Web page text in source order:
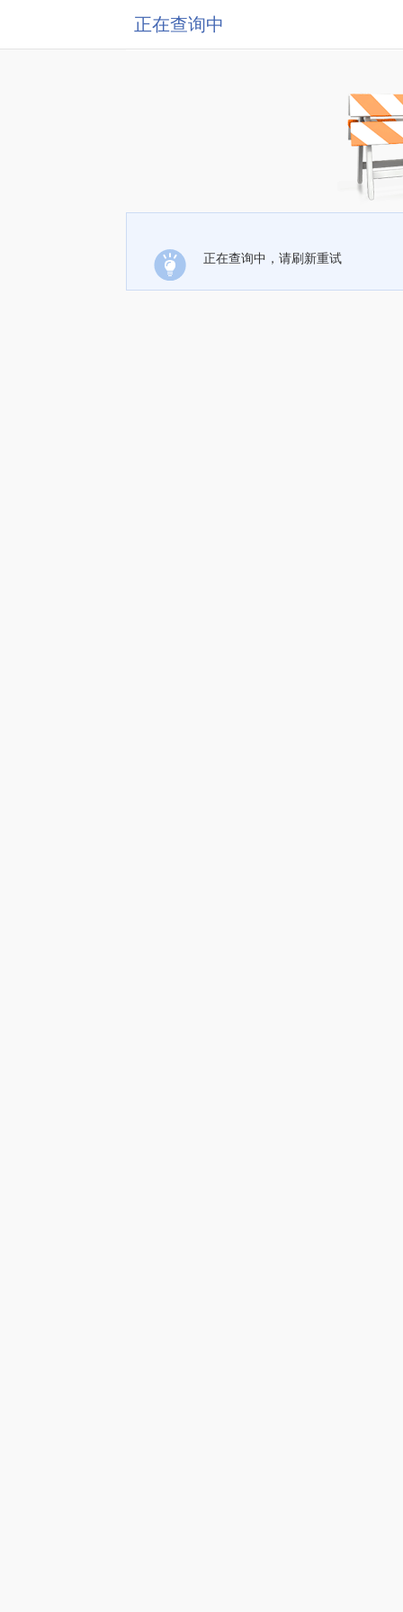
正在查询中
正在查询中，请刷新重试